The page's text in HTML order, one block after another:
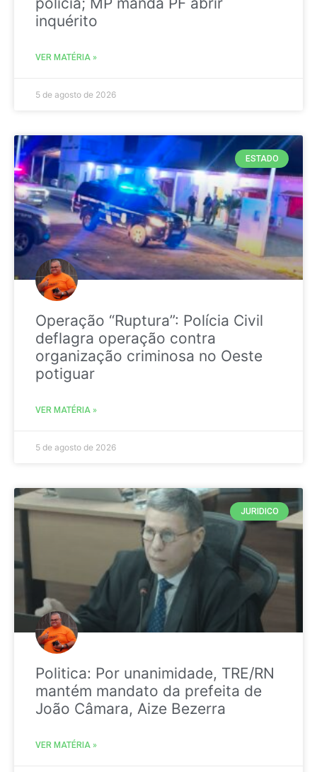
inquérito
VER MATÉRIA »
5 de agosto de 2026
ESTADO
Operação “Ruptura”: Polícia Civil
deflagra operação contra
organização criminosa no Oeste
potiguar
VER MATÉRIA »
5 de agosto de 2026
JURIDICO
Politica: Por unanimidade, TRE/RN
mantém mandato da prefeita de
João Câmara, Aize Bezerra
VER MATÉRIA »